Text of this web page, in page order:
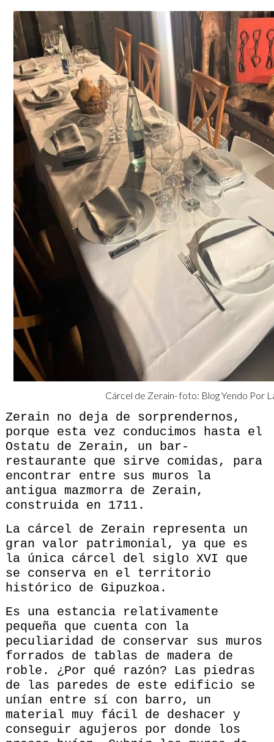
Cárcel de Zerain- foto: Blog Yendo Por
Zerain no deja de sorprendernos,
porque esta vez conducimos hasta el
Ostatu de Zerain, un bar-
restaurante que sirve comidas, para
encontrar entre sus muros la
antigua mazmorra de Zerain,
construida en 1711.
La cárcel de Zerain representa un
gran valor patrimonial, ya que es
la única cárcel del siglo XVI que
se conserva en el territorio
histórico de Gipuzkoa.
Es una estancia relativamente
pequeña que cuenta con la
peculiaridad de conservar sus muros
forrados de tablas de madera de
roble. ¿Por qué razón? Las piedras
de las paredes de este edificio se
unían entre sí con barro, un
material muy fácil de deshacer y
conseguir agujeros por donde los